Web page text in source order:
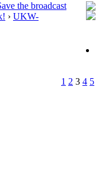
the broadcast
› UKW-
1 2 3 4 5